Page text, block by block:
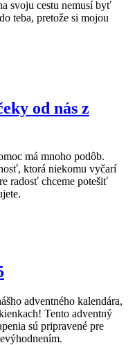
svoju cestu nemusí byť
teba, pretože si mojou
od nás z
má mnoho podôb.
ktorá niekomu vyčarí
radosť chceme potešiť
adventného kalendára,
Tento adventný
sú pripravené pre